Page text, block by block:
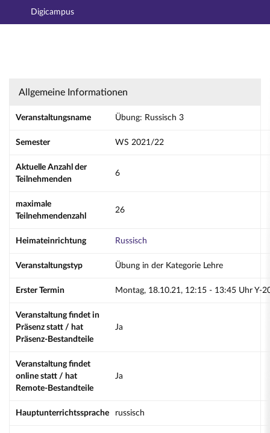
Hauptnavigation
Digicampus
Übung: Russisch 3 - Details
Allgemeine Informationen
Veranstaltungsname Übung: Russisch 3
Semester WS 2021/22
Aktuelle Anzahl der
Teilnehmenden
6
maximale
Teilnehmendenzahl
26
Heimateinrichtung Russisch
Veranstaltungstyp Übung in der Kategorie Lehre
Erster Termin Montag, 18.10.21, 12:15 - 13:45 Uhr Y-
Veranstaltung findet in
Präsenz statt / hat
Präsenz-Bestandteile
Ja
Veranstaltung findet
online statt / hat
Remote-Bestandteile
Ja
Hauptunterrichtssprache russisch